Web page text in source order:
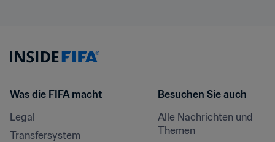
Was die FIFA macht
Legal
Transfersystem
Besuchen Sie auch
Alle Nachrichten und
Themen